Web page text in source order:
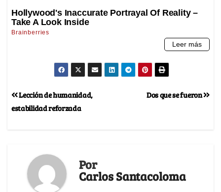
Dos que se fueron
Lección de humanidad,
estabilidad reforzada
Por
Carlos Santacoloma